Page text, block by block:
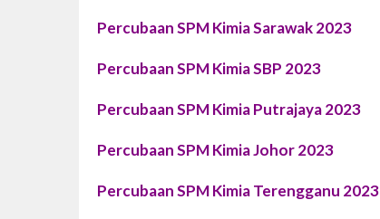
Percubaan SPM Kimia Sarawak 2023
Percubaan SPM Kimia SBP 2023
Percubaan SPM Kimia Putrajaya 2023
Percubaan SPM Kimia Johor 2023
Percubaan SPM Kimia Terengganu 2023